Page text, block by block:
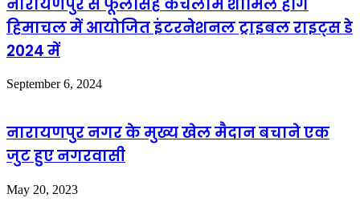
हिमाचल में आयोजित इंटरनेशनल ट्राइबल राइट्स डे
2024 में
September 6, 2024
नारायणपुर नगर के मुख्य खेल मैदान बचाने एक
जुट हुए नगरवासी
May 20, 2023